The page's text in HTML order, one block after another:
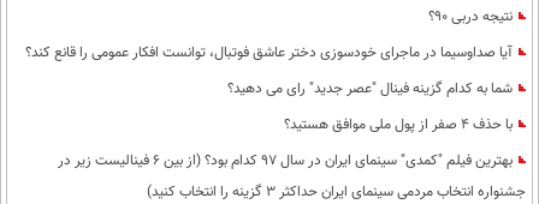
نتیجه دربی 90؟
آیا صداوسیما در ماجرای خودسوزی دختر عاشق فوتبال، توانست افکار عمومی را قانع کند؟
شما به کدام گزینه فینال "عصر جدید" رای می دهید؟
با حذف 4 صفر از پول ملی موافق هستید؟
بهترین فیلم "کمدی" سینمای ایران در سال 97 کدام بود؟ (از بین 6 فینالیست زیر در
جشنواره انتخاب مردمی سینمای ایران حداکثر 3 گزینه را انتخاب کنید)